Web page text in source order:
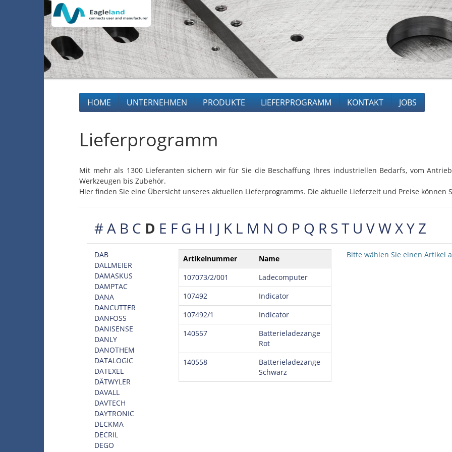
HOME UNTERNEHMEN PRODUKTE LIEFERPROGRAMM KONTAKT JOBS
Lieferprogramm
Mit mehr als 1300 Lieferanten sichern wir für Sie die Beschaffung Ihres industriellen Bedarfs, vom
Werkzeugen bis Zubehör.
Hier finden Sie eine Übersicht unseres aktuellen Lieferprogramms. Die aktuelle Lieferzeit und Preise können
#A B C D E F G H I J K L M N O P Q R S T U VWXY Z
DAB
DALLMEIER
DAMASKUS
DAMPTAC
DANA
DANCUTTER
DANFOSS
DANISENSE
DANLY
DANOTHEM
DATALOGIC
DATEXEL
DÄTWYLER
DAVALL
DAVTECH
DAYTRONIC
DECKMA
DECRIL
DEGO
Artikelnummer
Name
107073/2/001
Ladecomputer
107492
Indicator
107492/1
Indicator
140557
Batterieladezange
Rot
140558
Batterieladezange
Schwarz
Bitte wählen Sie einen Artikel